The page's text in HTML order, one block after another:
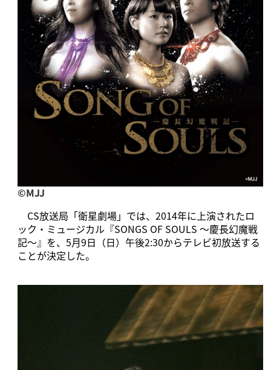
©︎MJJ
CS放送局「衛星劇場」では、2014年に上演されたロ
ック・ミュージカル『SONGS OF SOULS ～慶長幻魔戦
記～』を、5月9日（日）午後2:30からテレビ初放送する
ことが決定した。